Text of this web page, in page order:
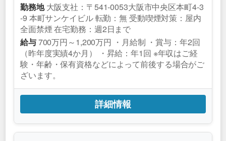
勤務地大阪支社：〒541-0053大阪市中央区本町4-3
-9 本町サンケイビル 転勤：無 受動喫煙対策：屋内
全面禁煙 在宅勤務：週2日まで
給与700万円～1,200万円 ・月給制 ・賞与：年2回
（昨年度実績4か月） ・昇給：年1回 ※年収はご経
験・年齢・保有資格などによって前後する場合がご
ざいます。
詳細情報